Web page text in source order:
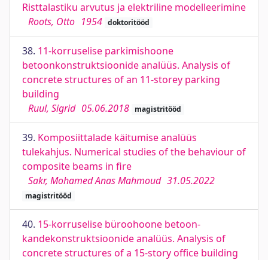
Risttalastiku arvutus ja elektriline modelleerimine
Roots, Otto 1954 doktoritööd
38. 11-korruselise parkimishoone
betoonkonstruktsioonide analüüs. Analysis of
concrete structures of an 11-storey parking
building
Ruul, Sigrid 05.06.2018 magistritööd
39. Komposiittalade käitumise analüüs
tulekahjus. Numerical studies of the behaviour of
composite beams in fire
Sakr, Mohamed Anas Mahmoud 31.05.2022
magistritööd
40. 15-korruselise büroohoone betoon-
kandekonstruktsioonide analüüs. Analysis of
concrete structures of a 15-story office building